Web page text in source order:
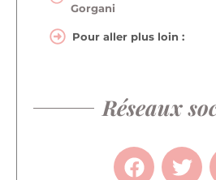
Gorgani
Pour aller plus loin :
Réseaux